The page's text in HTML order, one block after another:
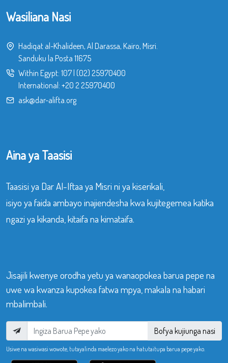
Wasiliana Nasi
Hadiqat al-Khalideen, Al Darassa, Kairo, Misri.
Sanduku la Posta 11675
Within Egypt: 107| (02) 25970400
International: +20 2 25970400
ask@dar-alifta.org
Aina ya Taasisi
Taasisi ya Dar Al-Iftaa ya Misri ni ya kiserikali,
isiyo ya faida ambayo inajiendesha kwa kujitegemea katika
ngazi ya kikanda, kitaifa na kimataifa.
Jisajili kwenye orodha yetu ya wanaopokea barua pepe na
uwe wa kwanza kupokea fatwa mpya, makala na habari
mbalimbali.
Bofya kujiunga nasi
Usiwe na wasiwasi wowote, tutayalinda maelezo yako na hatutaitupa barua pepe yako.